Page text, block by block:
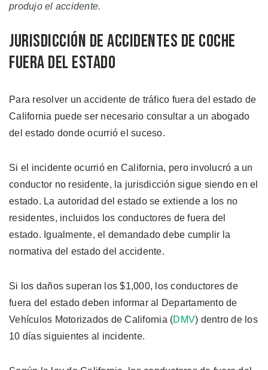
produjo el accidente.
Jurisdicción de Accidentes de Coche
Fuera del Estado
Para resolver un accidente de tráfico fuera del estado de
California puede ser necesario consultar a un abogado
del estado donde ocurrió el suceso.
Si el incidente ocurrió en California, pero involucró a un
conductor no residente, la jurisdicción sigue siendo en el
estado. La autoridad del estado se extiende a los no
residentes, incluidos los conductores de fuera del
estado. Igualmente, el demandado debe cumplir la
normativa del estado del accidente.
Si los daños superan los $1,000, los conductores de
fuera del estado deben informar al Departamento de
Vehículos Motorizados de California (DMV) dentro de los
10 días siguientes al incidente.